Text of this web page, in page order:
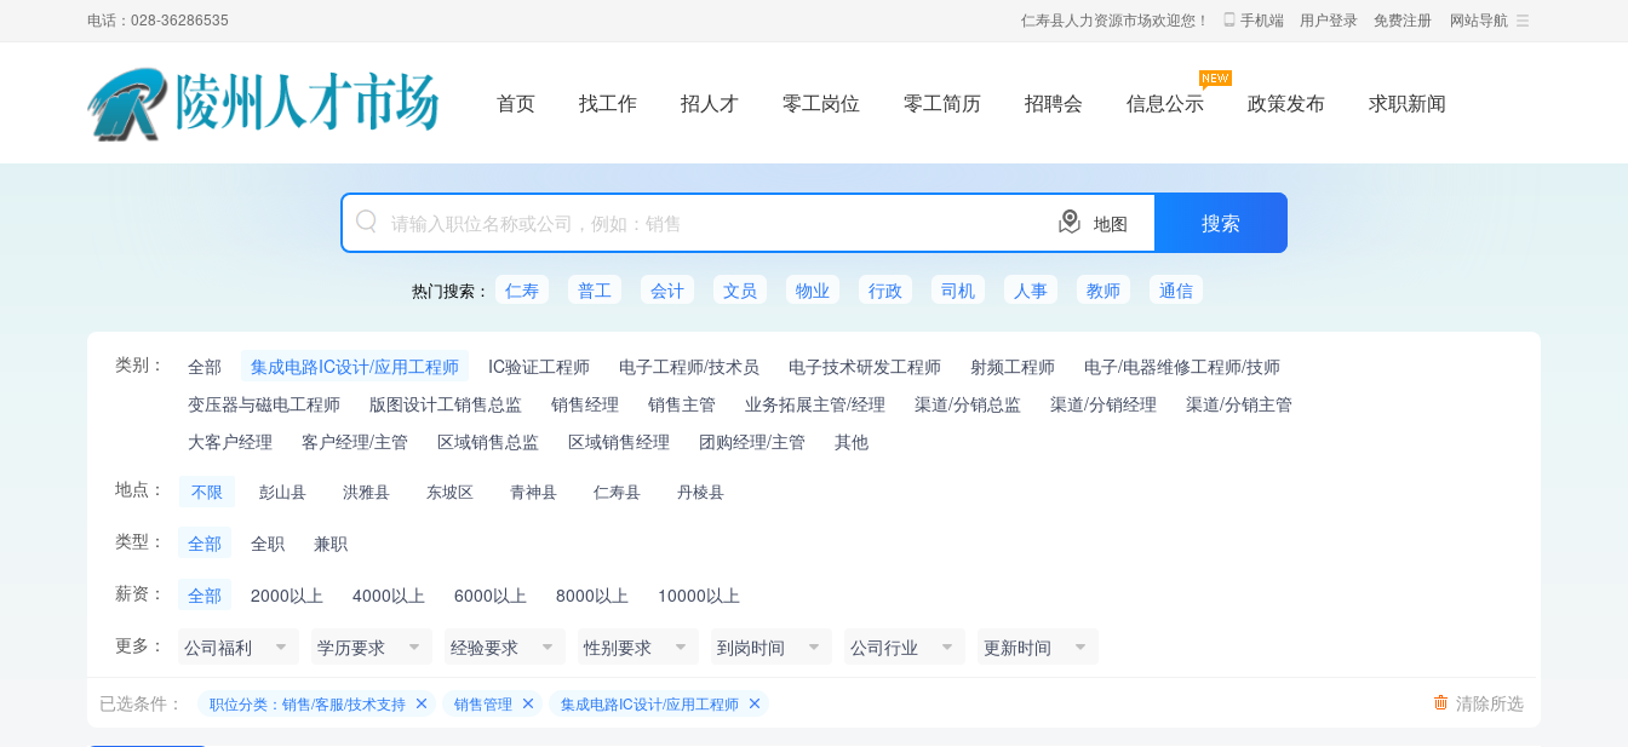
电话：028-36286535 网站导航
仁寿县人力资源市场欢迎您！ 手机端 用户登录 免费注册
首页 找工作 招人才 零工岗位 零工简历 招聘会 信息公示 政策发布 求职新闻
地图
热门搜索： 仁寿 普工 会计 文员 物业 行政 司机 人事 教师 通信
类别： 全部 集成电路IC设计/应用工程师 IC验证工程师 电子工程师/技术员 电子技术研发工程师 射频工程师
电子/电器维修工程师/技师
变压器与磁电工程师
版图设计工销售总监 销售经理 销售主管 业务拓展主管/经理 渠道/分销总监 渠道/分销经理
渠道/分销主管
大客户经理
客户经理/主管 区域销售总监 区域销售经理 团购经理/主管
其他
地点：
不限 彭山县 洪雅县 东坡区 青神县 仁寿县 丹棱县
类型： 全部 全职 兼职
薪资： 全部 2000以上 4000以上 6000以上 8000以上 10000以上
更多： 公司福利 学历要求 经验要求 性别要求 到岗时间 公司行业 更新时间
清除所选
已选条件： 职位分类：销售/客服/技术支持 销售管理 集成电路IC设计/应用工程师